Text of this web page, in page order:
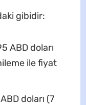
gibidir:
ABD doları
ile fiyat
doları (7